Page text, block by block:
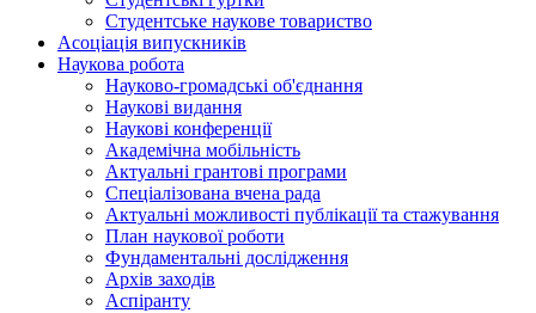
Студентське наукове товариство
Асоціація випускників
Наукова робота
Науково-громадські об'єднання
Наукові видання
Наукові конференції
Академічна мобільність
Актуальні грантові програми
Спеціалізована вчена рада
Актуальні можливості публікації та стажування
План наукової роботи
Фундаментальні дослідження
Архів заходів
Аспіранту